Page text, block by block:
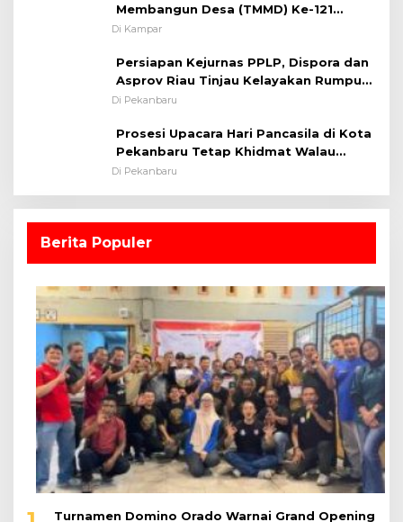
Membangun Desa (TMMD) Ke-121
Kodim 0313/KPR Tahun 2024) ?
Di Kampar
Persiapan Kejurnas PPLP, Dispora dan
Asprov Riau Tinjau Kelayakan Rumput
Lapangan Sepakbola
Di Pekanbaru
Prosesi Upacara Hari Pancasila di Kota
Pekanbaru Tetap Khidmat Walau
Dalam Ruangan
Di Pekanbaru
Berita Populer
Turnamen Domino Orado Warnai Grand Opening